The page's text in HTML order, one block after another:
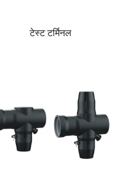
टेस्ट टर्मिनल